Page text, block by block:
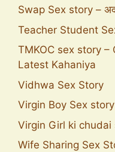
Swap Sex story –
Teacher Student
TMKOC sex story –
Latest Kahaniya
Vidhwa Sex Story
Virgin Boy Sex story
Virgin Girl ki chudai
Wife Sharing Sex